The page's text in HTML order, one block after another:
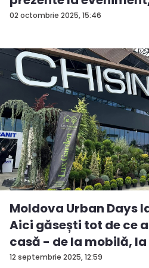
02 octombrie 2025, 15:46
fos...
12 septembrie 2025, 12:59
Moldova Urban Days
Aici găsești tot de ce
casă - de la mobilă,
ingenioas...